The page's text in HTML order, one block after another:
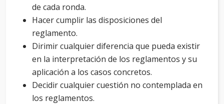
de cada ronda.
Hacer cumplir las disposiciones del
reglamento.
Dirimir cualquier diferencia que pueda existir
en la interpretación de los reglamentos y su
aplicación a los casos concretos.
Decidir cualquier cuestión no contemplada en
los reglamentos.